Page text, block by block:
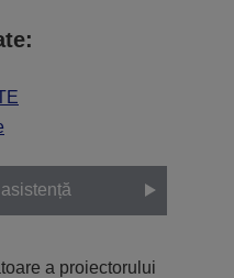
a proiectorului